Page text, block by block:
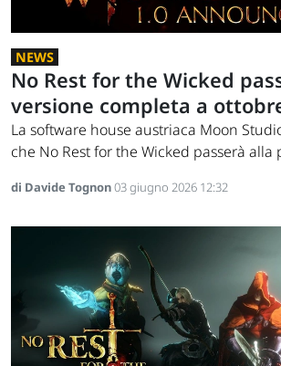
NEWS
No Rest for the Wicked
versione completa a
La software house austriaca Moon
che No Rest for the Wicked passerà alla
di Davide Tognon03 giugno 2026 12:32